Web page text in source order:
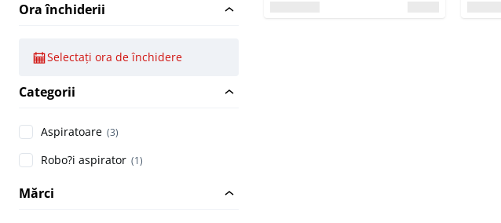
Ora închiderii
Selectați ora de închidere
Categorii
Aspiratoare (3)
Robo?i aspirator (1)
Mărci